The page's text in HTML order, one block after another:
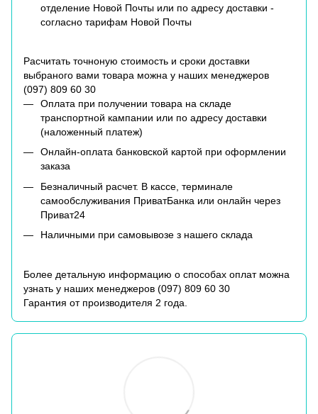
отделение Новой Почты или по адресу доставки -
согласно тарифам Новой Почты
Расчитать точноную стоимость и сроки доставки
выбраного вами товара можна у наших менеджеров
(097) 809 60 30
Оплата при получении товара на складе
транспортной кампании или по адресу доставки
(наложенный платеж)
Онлайн-оплата банковской картой при оформлении
заказа
Безналичный расчет. В кассе, терминале
самообслуживания ПриватБанка или онлайн через
Приват24
Наличными при самовывозе з нашего склада
Более детальную информацию о способах оплат можна
узнать у наших менеджеров (097) 809 60 30
Гарантия от производителя 2 года.